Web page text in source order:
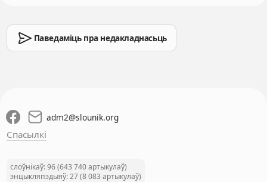
Паведаміць пра недакладнасьць
adm2@slounik.org
Спасылкі
слоўнікаў: 96 (643 740 артыкулаў)
энцыкляпэдыяў: 27 (8 083 артыкулаў)